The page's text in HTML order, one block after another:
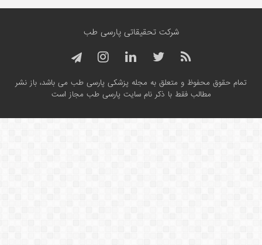
شرکت تحقیقاتی پارسی طب
تمام حقوق محفوظ و متعلق به مجله پزشکی پارسی طب می باشد، باز نشر
مطالب فقط با ذکر نام سایت پارسی طب مجاز است